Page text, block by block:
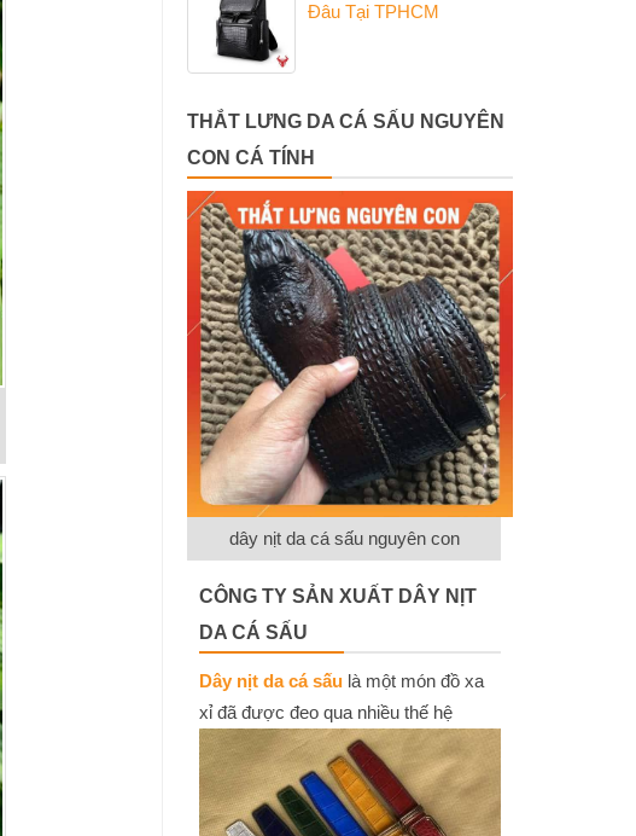
Đâu Tại TPHCM
THẮT LƯNG DA CÁ SẤU NGUYÊN
CON CÁ TÍNH
dây nịt da cá sấu nguyên con
CÔNG TY SẢN XUẤT DÂY NỊT
DA CÁ SẤU
Dây nịt da cá sấu là một món đồ xa
xỉ đã được đeo qua nhiều thế hệ